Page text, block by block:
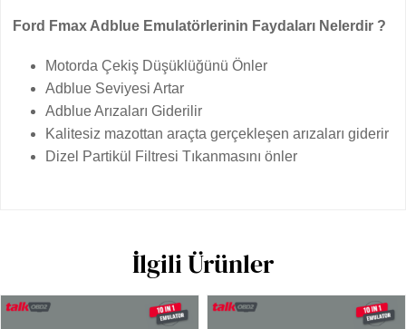
Ford Fmax Adblue Emulatörlerinin Faydaları Nelerdir ?
Motorda Çekiş Düşüklüğünü Önler
Adblue Seviyesi Artar
Adblue Arızaları Giderilir
Kalitesiz mazottan araçta gerçekleşen arızaları giderir
Dizel Partikül Filtresi Tıkanmasını önler
İlgili Ürünler